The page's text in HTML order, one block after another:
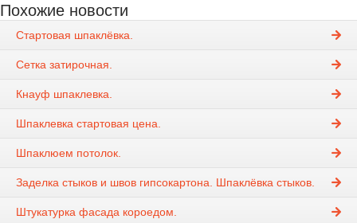
Похожие новости
Стартовая шпаклёвка.
Сетка затирочная.
Кнауф шпаклевка.
Шпаклевка стартовая цена.
Шпаклюем потолок.
Заделка стыков и швов гипсокартона. Шпаклёвка стыков.
Штукатурка фасада короедом.